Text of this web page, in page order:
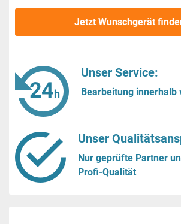
Jetzt Wunschgerät
Unser Service:
Bearbeitung innerhalb
Unser
Nur geprüfte Partner
Profi-Qualität